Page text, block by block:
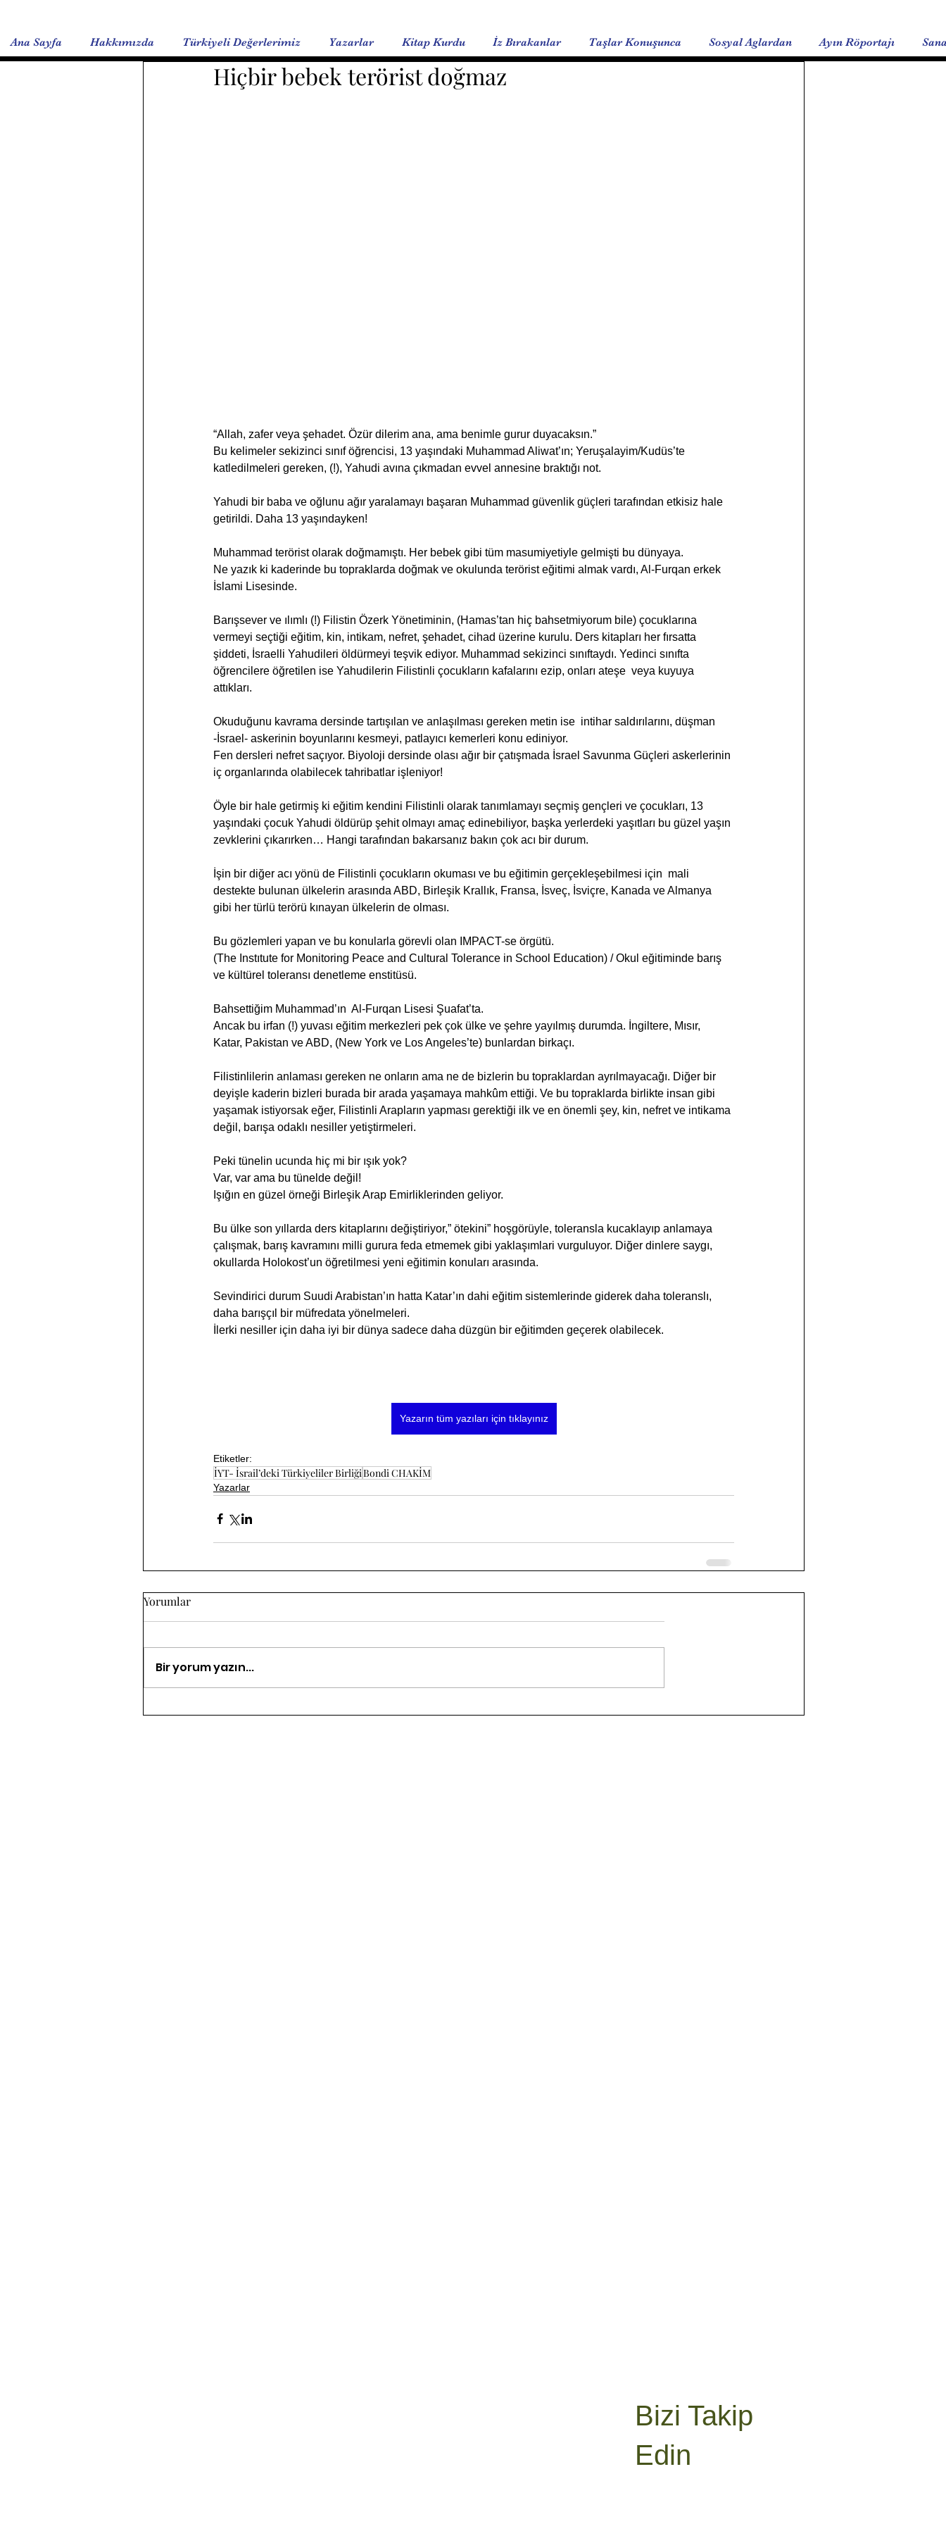
Ana Sayfa Hakkımızda Türkiyeli Değerlerimiz Yazarlar Kitap Kurdu İz Bırakanlar Taşlar Konuşunca Sosyal Aglardan Ayın Röportajı
Hiçbir bebek terörist doğmaz
“Allah, zafer veya şehadet. Özür dilerim ana, ama benimle gurur duyacaksın.”
Bu kelimeler sekizinci sınıf öğrencisi, 13 yaşındaki Muhammad Aliwat’ın; Yeruşalayim/Kudüs’te
katledilmeleri gereken, (!), Yahudi avına çıkmadan evvel annesine braktığı not.
Yahudi bir baba ve oğlunu ağır yaralamayı başaran Muhammad güvenlik güçleri tarafından etkisiz hale
getirildi. Daha 13 yaşındayken!
Muhammad terörist olarak doğmamıştı. Her bebek gibi tüm masumiyetiyle gelmişti bu dünyaya.
Ne yazık ki kaderinde bu topraklarda doğmak ve okulunda terörist eğitimi almak vardı, Al-Furqan erkek
İslami Lisesinde.
Barışsever ve ılımlı (!) Filistin Özerk Yönetiminin, (Hamas’tan hiç bahsetmiyorum bile) çocuklarına
vermeyi seçtiği eğitim, kin, intikam, nefret, şehadet, cihad üzerine kurulu. Ders kitapları her fırsatta
şiddeti, İsraelli Yahudileri öldürmeyi teşvik ediyor. Muhammad sekizinci sınıftaydı. Yedinci sınıfta
öğrencilere öğretilen ise Yahudilerin Filistinli çocukların kafalarını ezip, onları ateşe  veya kuyuya
attıkları.
Okuduğunu kavrama dersinde tartışılan ve anlaşılması gereken metin ise  intihar saldırılarını, düşman
-İsrael- askerinin boyunlarını kesmeyi, patlayıcı kemerleri konu ediniyor.
Fen dersleri nefret saçıyor. Biyoloji dersinde olası ağır bir çatışmada İsrael Savunma Güçleri askerlerinin
iç organlarında olabilecek tahribatlar işleniyor!
Öyle bir hale getirmiş ki eğitim kendini Filistinli olarak tanımlamayı seçmiş gençleri ve çocukları, 13
yaşındaki çocuk Yahudi öldürüp şehit olmayı amaç edinebiliyor, başka yerlerdeki yaşıtları bu güzel yaşın
zevklerini çıkarırken… Hangi tarafından bakarsanız bakın çok acı bir durum.
İşin bir diğer acı yönü de Filistinli çocukların okuması ve bu eğitimin gerçekleşebilmesi için  mali
destekte bulunan ülkelerin arasında ABD, Birleşik Krallık, Fransa, İsveç, İsviçre, Kanada ve Almanya
gibi her türlü terörü kınayan ülkelerin de olması.
Bu gözlemleri yapan ve bu konularla görevli olan IMPACT-se örgütü.
(The Instıtute for Monitoring Peace and Cultural Tolerance in School Education) / Okul eğitiminde barış
ve kültürel toleransı denetleme enstitüsü.
Bahsettiğim Muhammad’ın  Al-Furqan Lisesi Şuafat’ta.
Ancak bu irfan (!) yuvası eğitim merkezleri pek çok ülke ve şehre yayılmış durumda. İngiltere, Mısır,
Katar, Pakistan ve ABD, (New York ve Los Angeles’te) bunlardan birkaçı.
Filistinlilerin anlaması gereken ne onların ama ne de bizlerin bu topraklardan ayrılmayacağı. Diğer bir
deyişle kaderin bizleri burada bir arada yaşamaya mahkûm ettiği. Ve bu topraklarda birlikte insan gibi
yaşamak istiyorsak eğer, Filistinli Arapların yapması gerektiği ilk ve en önemli şey, kin, nefret ve intikama
değil, barışa odaklı nesiller yetiştirmeleri.
Peki tünelin ucunda hiç mi bir ışık yok?
Var, var ama bu tünelde değil!
Işığın en güzel örneği Birleşik Arap Emirliklerinden geliyor.
Bu ülke son yıllarda ders kitaplarını değiştiriyor,” ötekini” hoşgörüyle, toleransla kucaklayıp anlamaya
çalışmak, barış kavramını milli gurura feda etmemek gibi yaklaşımlari vurguluyor. Diğer dinlere saygı,
okullarda Holokost’un öğretilmesi yeni eğitimin konuları arasında.
Sevindirici durum Suudi Arabistan’ın hatta Katar’ın dahi eğitim sistemlerinde giderek daha toleranslı,
daha barışçıl bir müfredata yönelmeleri.
İlerki nesiller için daha iyi bir dünya sadece daha düzgün bir eğitimden geçerek olabilecek.
Yazarın tüm yazıları için tıklayınız
Etiketler:
İYT- İsrail’deki Türkiyeliler BirliğiBondi CHAKİM
Yazarlar
Yorumlar
Bir yorum yazın...
Bizi Takip
Edin